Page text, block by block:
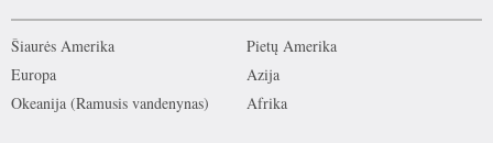
Šiaurės Amerika
Pietų Amerika
Europa
Azija
Okeanija (Ramusis vandenynas)
Afrika